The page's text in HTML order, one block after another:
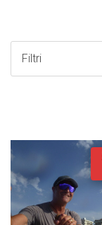
Filtri